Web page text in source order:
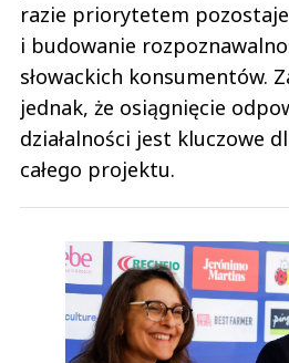
razie priorytetem
i budowanie
słowackich konsumentów.
jednak, że osiągnięcie
działalności jest kluczowe
całego projektu.